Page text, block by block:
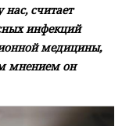
считает
инфекций
медицины,
мнением он